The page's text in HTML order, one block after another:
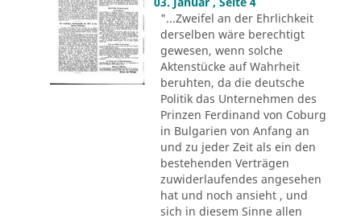
"...Zweifel an der Ehrlichkeit
derselben wäre berechtigt
gewesen, wenn solche
Aktenstücke auf Wahrheit
beruhten, da die deutsche
Politik das Unternehmen des
Prinzen Ferdinand von Coburg
in Bulgarien von Anfang an
und zu jeder Zeit als ein den
bestehenden Verträgen
zuwiderlaufendes angesehen
hat und noch ansieht , und
sich in diesem Sinne allen